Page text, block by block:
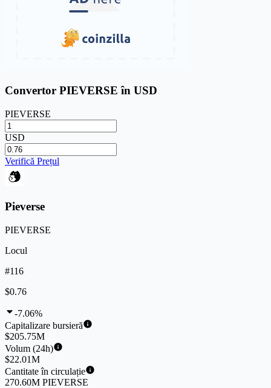
Convertor PIEVERSE în USD
PIEVERSE
USD
Verifică Prețul
Pieverse
PIEVERSE
Locul
#116
$0.76
-7.06%
Capitalizare bursieră
$205.75M
Volum (24h)
$22.01M
Cantitate în circulație
270.60M PIEVERSE